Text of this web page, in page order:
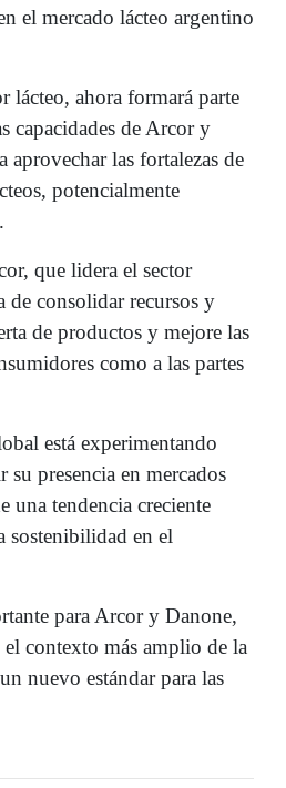
el mercado lácteo argentino
lácteo, ahora formará parte
capacidades de Arcor y
las fortalezas de
potencialmente
que lidera el sector
consolidar recursos y
de productos y mejore las
como a las partes
está experimentando
presencia en mercados
una tendencia creciente
sostenibilidad en el
para Arcor y Danone,
contexto más amplio de la
nuevo estándar para las